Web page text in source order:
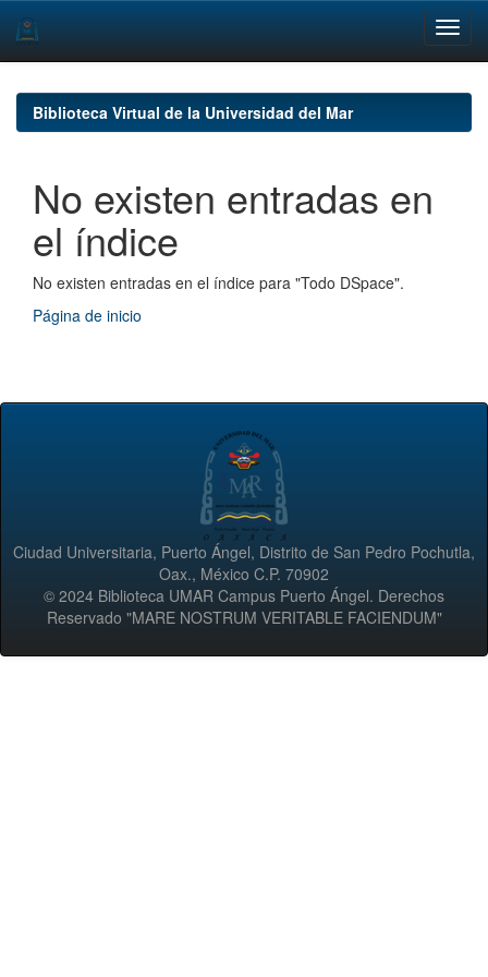
navigationBiblioteca Virtual de la Universidad del Mar
No existen entradas en
el índice
No existen entradas en el índice para "Todo DSpace".
Página de inicio
Ciudad Universitaria, Puerto Ángel, Distrito de San Pedro Pochutla,
Oax., México C.P. 70902
© 2024 Biblioteca UMAR Campus Puerto Ángel. Derechos
Reservado "MARE NOSTRUM VERITABLE FACIENDUM"